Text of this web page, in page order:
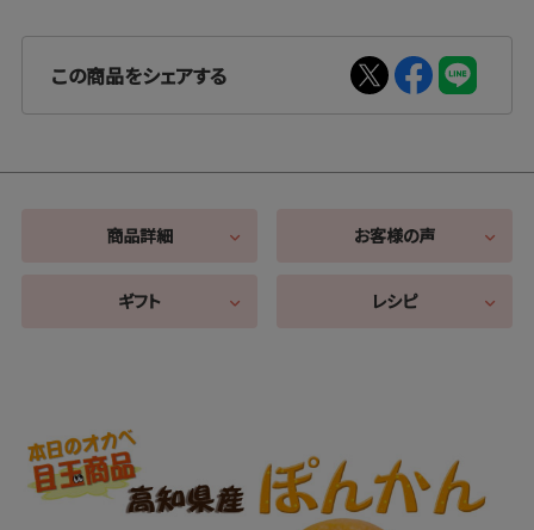
この商品をシェアする
商品詳細 お客様の声
ギフト レシピ